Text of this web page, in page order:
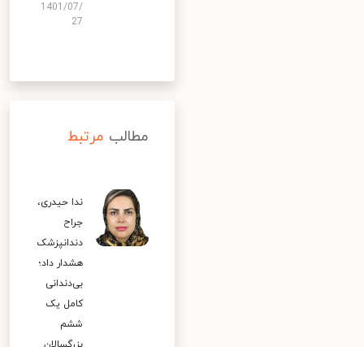
1401/07/
27
مطالب مرتبط
ندا حیدری،
جراح
دندانپزشک
هشدار داد؛
بی‌دندانی
کامل یک
ششم